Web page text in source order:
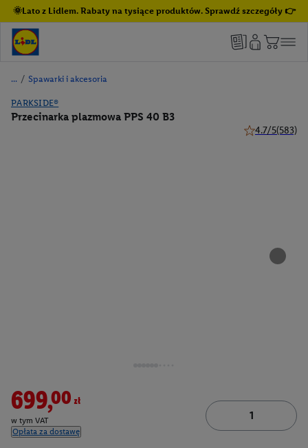
🌞Lato z Lidlem. Rabaty na tysiące produktów. Sprawdź szczegóły 👉
/ Spawarki i akcesoria
PARKSIDE®
Przecinarka plazmowa PPS 40 B3
4.7/5(583)
699,00zł
w tym VAT
Opłata za dostawę